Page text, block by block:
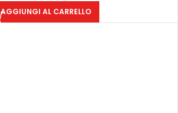
AGGIUNGI AL CARRELLO